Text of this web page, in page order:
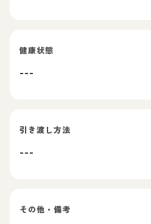
健康状態
---
引き渡し方法
---
その他・備考